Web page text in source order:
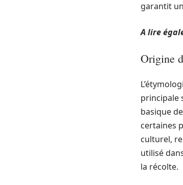
garantit
A lire
Origine
principale
basique
certaines
culturel,
utilisé
la récolte.